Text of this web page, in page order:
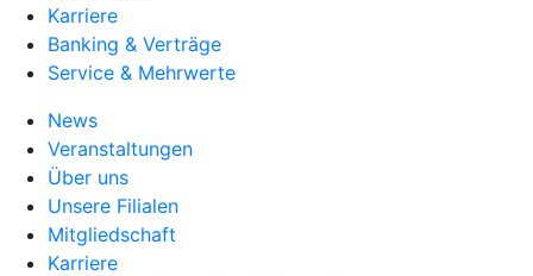
Karriere
Banking & Verträge
Service & Mehrwerte
News
Veranstaltungen
Über uns
Unsere Filialen
Mitgliedschaft
Karriere